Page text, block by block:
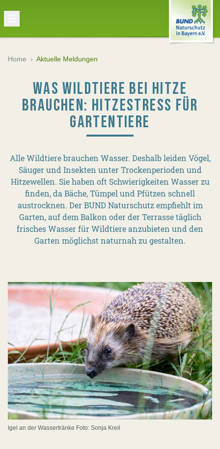
Home › Aktuelle Meldungen
WAS WILDTIERE BEI HITZE
BRAUCHEN: HITZESTRESS FÜR
GARTENTIERE
Alle Wildtiere brauchen Wasser. Deshalb leiden Vögel,
Säuger und Insekten unter Trockenperioden und
Hitzewellen. Sie haben oft Schwierigkeiten Wasser zu
finden, da Bäche, Tümpel und Pfützen schnell
austrocknen. Der BUND Naturschutz empfiehlt im
Garten, auf dem Balkon oder der Terrasse täglich
frisches Wasser für Wildtiere anzubieten und den
Garten möglichst naturnah zu gestalten.
Igel an der Wassertränke Foto: Sonja Kreil